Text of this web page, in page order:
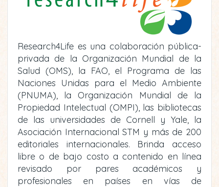
Research4Life es una colaboración pública-
privada de la Organización Mundial de la
Salud (OMS), la FAO, el Programa de las
Naciones Unidas para el Medio Ambiente
(PNUMA), la Organización Mundial de la
Propiedad Intelectual (OMPI), las bibliotecas
de las universidades de Cornell y Yale, la
Asociación Internacional STM y más de 200
editoriales internacionales. Brinda acceso
libre o de bajo costo a contenido en línea
revisado por pares académicos y
profesionales en países en vías de